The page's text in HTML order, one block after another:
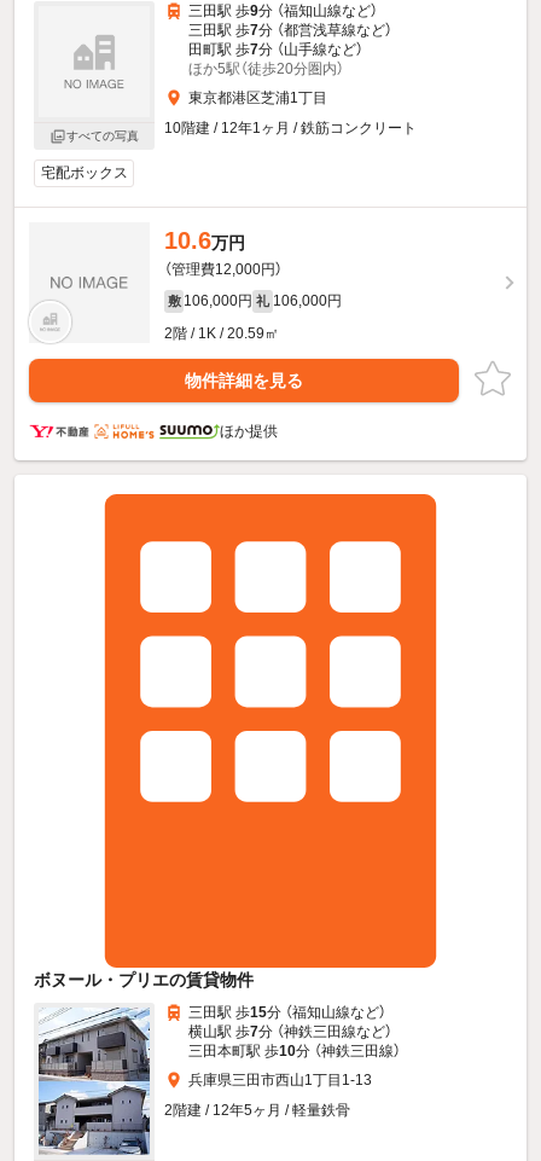
すべての写真
三田駅 歩9分 （福知山線など）
三田駅 歩7分 （都営浅草線など）
田町駅 歩7分 （山手線など）
ほか5駅（徒歩20分圏内）
東京都港区芝浦1丁目
10階建 / 12年1ヶ月 / 鉄筋コンクリート
宅配ボックス
10.6万円
（管理費12,000円）
敷 106,000円 礼 106,000円
2階 / 1K / 20.59㎡
物件詳細を見る
ほか提供
ボヌール・プリエの賃貸物件
三田駅 歩15分 （福知山線など）
横山駅 歩7分 （神鉄三田線など）
三田本町駅 歩10分 （神鉄三田線）
兵庫県三田市西山1丁目1-13
2階建 / 12年5ヶ月 / 軽量鉄骨